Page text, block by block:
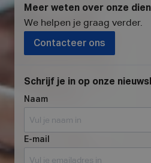
Meer weten over onze
We helpen je graag verder.
Contacteer ons
Schrijf je in op onze
Naam
E-mail